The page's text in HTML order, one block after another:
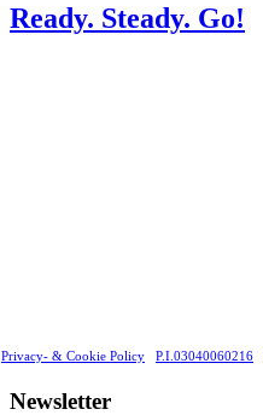
Ready. Steady. Go!
Privacy- & Cookie Policy P.I.03040060216
Newsletter